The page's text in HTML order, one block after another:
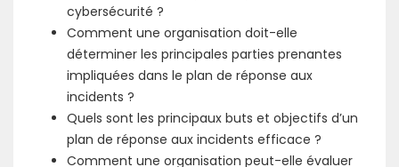
cybersécurité ?
Comment une organisation doit-elle
déterminer les principales parties prenantes
impliquées dans le plan de réponse aux
incidents ?
Quels sont les principaux buts et objectifs d’un
plan de réponse aux incidents efficace ?
Comment une organisation peut-elle évaluer